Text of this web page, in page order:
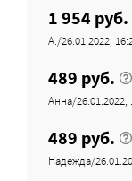
1 954 руб.
A./26.01.2022,
489 руб.
Анна/26.01.2022,
489 руб.
Надежда/